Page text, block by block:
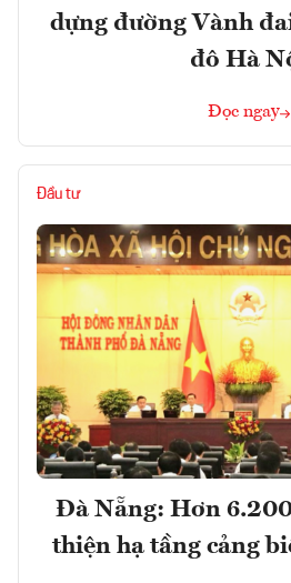
dựng đường Vành
đô Hà
Đọc ngay
Đầu tư
Đà Nẵng: Hơn
thiện hạ tầng cảng